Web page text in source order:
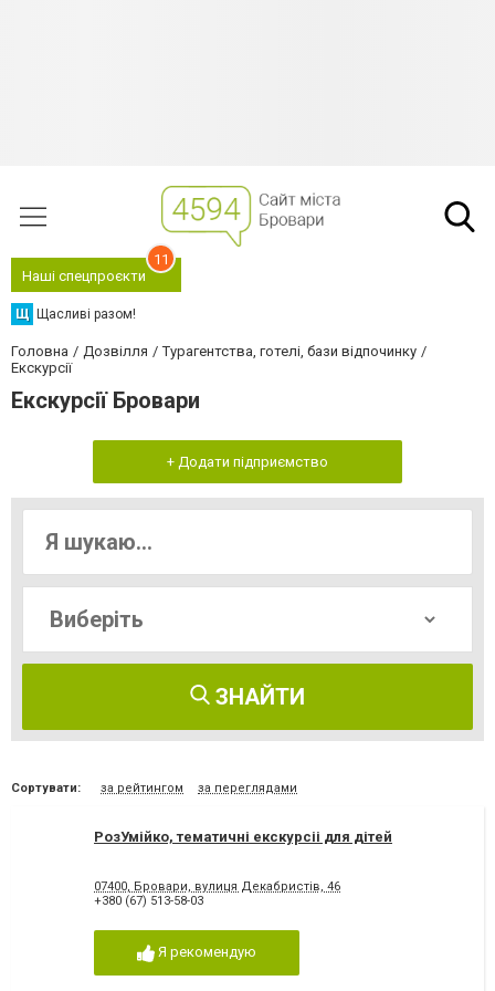
Наші спецпроєкти
11
Щ Щасливі разом!
Головна Дозвілля
Турагентства, готелі, бази відпочинку
Екскурсії
Екскурсії Бровари
+ Додати підприємство
ЗНАЙТИ
Сортувати: за рейтингом за переглядами
РозУмійко, тематичні екскурсіі для дітей
07400, Бровари, вулиця Декабристів, 46
+380 (67) 513-58-03
Я рекомендую